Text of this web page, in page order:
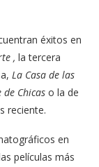
éxitos en
, la tercera
La Casa de las
de Chicas o la de
reciente.
en
películas más